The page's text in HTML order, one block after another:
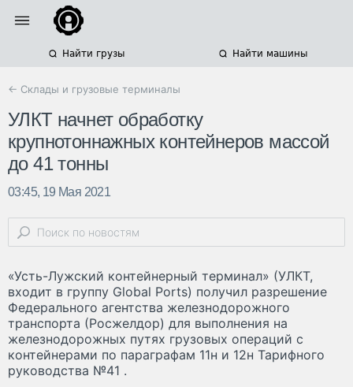
Найти грузы Найти машины
← Склады и грузовые терминалы
УЛКТ начнет обработку
крупнотоннажных контейнеров массой
до 41 тонны
03:45, 19 Мая 2021
«Усть-Лужский контейнерный терминал» (УЛКТ,
входит в группу Global Ports) получил разрешение
Федерального агентства железнодорожного
транспорта (Росжелдор) для выполнения на
железнодорожных путях грузовых операций с
контейнерами по параграфам 11н и 12н Тарифного
руководства №41 .